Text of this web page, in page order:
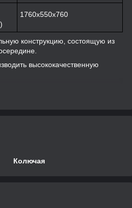
1760x550x760
конструкцию, состоящую из
высококачественную
Колючая